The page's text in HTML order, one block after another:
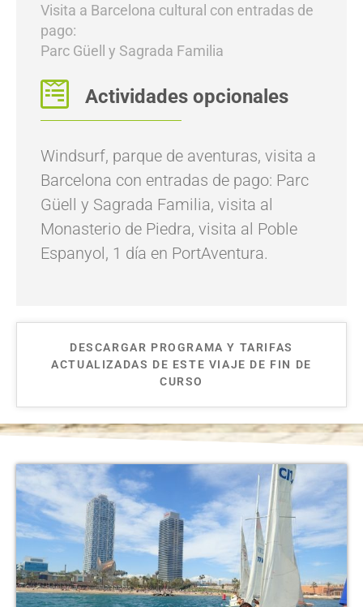
Visita a Barcelona cultural con entradas de
pago:
Parc Güell y Sagrada Familia
Actividades opcionales
Windsurf, parque de aventuras, visita a
Barcelona con entradas de pago: Parc
Güell y Sagrada Familia, visita al
Monasterio de Piedra, visita al Poble
Espanyol, 1 día en PortAventura.
DESCARGAR PROGRAMA Y TARIFAS
ACTUALIZADAS DE ESTE VIAJE DE FIN DE
CURSO